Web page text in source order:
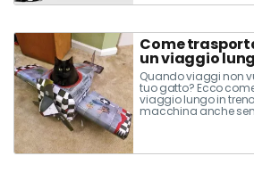
Come
un viaggio
Quando viaggi non
tuo gatto? Ecco
viaggio lungo in
macchina anche